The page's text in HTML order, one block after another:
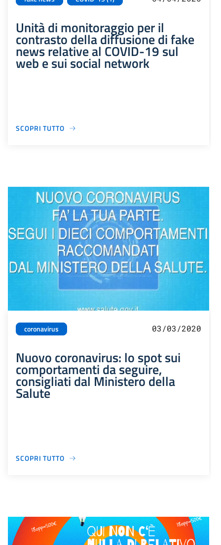
Unità di monitoraggio per il
contrasto della diffusione di fake
news relative al COVID-19 sul
web e sui social network
SCOPRI TUTTO
coronavirus 03/03/2020
Nuovo coronavirus: lo spot sui
comportamenti da seguire,
consigliati dal Ministero della
Salute
SCOPRI TUTTO